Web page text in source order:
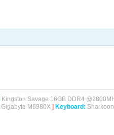
Kingston Savage 16GB DDR4
Gigabyte M6980X |Keyboard: